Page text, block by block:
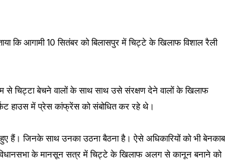
कि आगामी 10 सितंबर को बिलासपुर में चिट्टे के खिलाफ विशाल रैली
से चिट्टा बेचने वालों के साथ साथ उसे संरक्षण देने वालों के खिलाफ
हाउस में प्रेस कांफ्रेंस को संबोधित कर रहे थे।
हैं। जिनके साथ उनका उठना बैठना है। ऐसे अधिकारियों को भी बेनकाब
विधानसभा के मानसून सत्र में चिट्टे के खिलाफ अलग से कानून बनाने को